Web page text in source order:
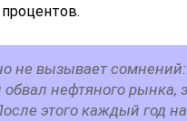
процентов.
не вызывает
обвал нефтяного рынка,
этого каждый год